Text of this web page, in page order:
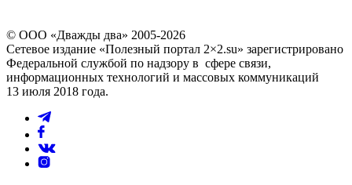
© ООО «Дважды два» 2005-2026
Сетевое издание «Полезный портал 2×2.su» зарегистрировано
Федеральной службой по надзору в сфере связи,
информационных технологий и массовых коммуникаций
13 июля 2018 года.